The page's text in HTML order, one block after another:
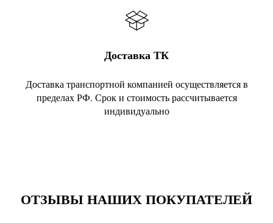
Доставка ТК
Доставка транспортной компанией осуществляется в
пределах РФ. Срок и стоимость рассчитывается
индивидуально
ОТЗЫВЫ НАШИХ ПОКУПАТЕЛЕЙ